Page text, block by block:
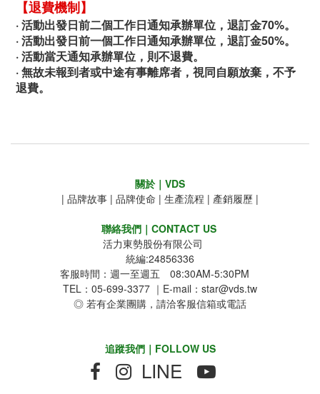
【退費機制】
·活動出發日前二個工作日通知承辦單位，退訂金70%。
·活動出發日前一個工作日通知承辦單位，退訂金50%。
·活動當天通知承辦單位，則不退費。
·無故未報到者或中途有事離席者，視同自願放棄，不予
退費。
關於｜VDS
| 品牌故事 | 品牌使命 | 生產流程 | 產銷履歷 |
聯絡我們｜CONTACT US
活力東勢股份有限公司
統編:24856336
客服時間：週一至週五 08:30AM-5:30PM
TEL：05-699-3377 ｜E-mail：star@vds.tw
◎ 若有企業團購，請洽客服信箱或電話
追蹤我們｜FOLLOW US
LINE